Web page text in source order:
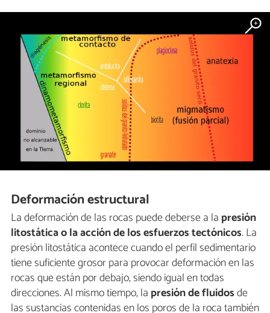
Deformación estructural
La deformación de las rocas puede deberse a la presión
litostática o la acción de los esfuerzos tectónicos. La
presión litostática acontece cuando el perfil sedimentario
tiene suficiente grosor para provocar deformación en las
rocas que están por debajo, siendo igual en todas
direcciones. Al mismo tiempo, la presión de fluidosde
las sustancias contenidas en los poros de la roca también